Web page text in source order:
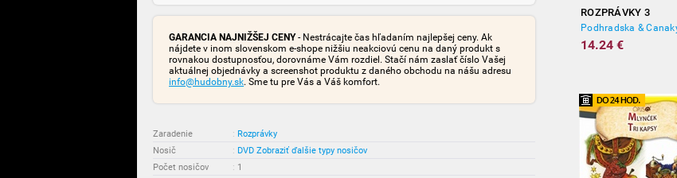
GARANCIA NAJNIŽŠEJ CENY- Nestrácajte čas hľadaním najlepšej ceny. Ak
nájdete v inom slovenskom e-shope nižšiu neakciovú cenu na daný produkt s
rovnakou dostupnosťou, dorovnáme Vám rozdiel. Stačí nám zaslať číslo Vašej
aktuálnej objednávky a screenshot produktu z daného obchodu na nášu adresu
info@hudobny.sk. Sme tu pre Vás a Váš komfort.
Zaradenie : Rozprávky
Nosič
: DVD Zobraziť ďalšie typy nosičov
Počet nosičov
: 1
ROZPRÁVKY 3
Podhradska &
14.24 €